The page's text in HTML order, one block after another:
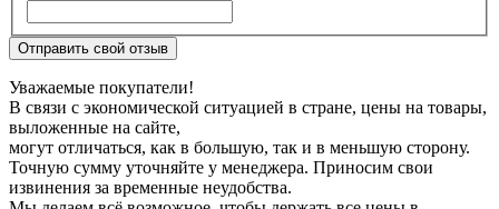
Отправить свой отзыв
Уважаемые покупатели!
В связи с экономической ситуацией в стране, цены на товары,
выложенные на сайте,
могут отличаться, как в большую, так и в меньшую сторону.
Точную сумму уточняйте у менеджера. Приносим свои
извинения за временные неудобства.